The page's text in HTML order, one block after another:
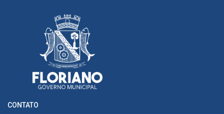
CONTATO